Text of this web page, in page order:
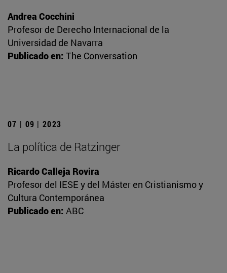
Andrea Cocchini
Profesor de Derecho Internacional de la
Universidad de Navarra
Publicado en: The Conversation
07 | 09 | 2023
La política de Ratzinger
Ricardo Calleja Rovira
Profesor del IESE y del Máster en Cristianismo y
Cultura Contemporánea
Publicado en: ABC